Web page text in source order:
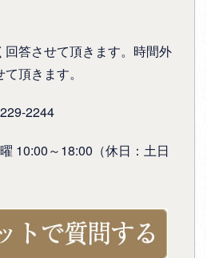
答させて頂きます。時間外
頂きます。
2244
10:00～18:00（休日：土日